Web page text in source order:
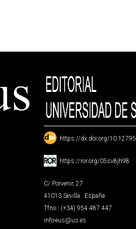
: https://dx.doi.org/10.12795
: https://ror.org/05sv8jh98
C/ Porvenir, 27
41013 Sevilla · España
Tfno.: (+34) 954 487 447
info-eus@us.es